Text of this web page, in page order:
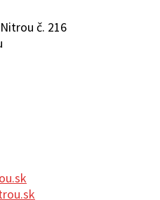
č. 216